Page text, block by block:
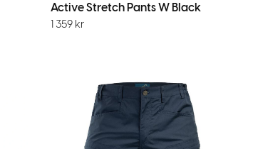
Active Stretch Pants W Black
1 359 kr